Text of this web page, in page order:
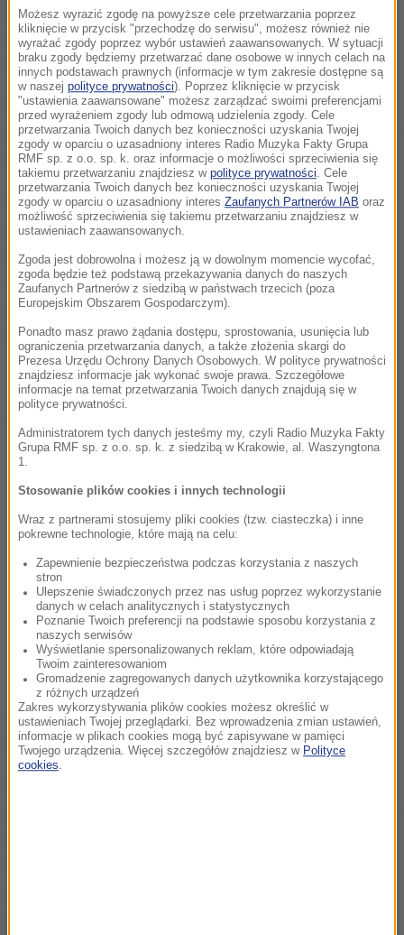
pozapaliwowej za minimum 11 zł. Wykluczone z
rabatu są m.in. wyroby tytoniowe, papierosy
elektroniczne czy napoje alkoholowe.
Spółka podała, że promocja obowiązujedo 4 maja,
natomiast kupony uprawniające do uzyskania rabatu
będą ważnedo 16 maja.
Z kolei MOL Polska ogłosił, że rabaty w tej sieci będą
dostępne do 5 maja. W aplikacji lojalnościowej MOL
Move można aktywować kupony zapewniające
zniżkę30 gr/l na paliwa EVO i EVO Plus oraz 15 gr/l
na LPG.Każdy kupon można wykorzystać
dwukrotnie - za każdym razem przy tankowaniu do
100 litrów.
Obie promocje skierowane sądo użytkowników
aplikacji mobilnych.
Możesz wyrazić zgodę na powyższe cele przetwarzania poprzez
kliknięcie w przycisk "przechodzę do serwisu", możesz również nie
wyrażać zgody poprzez wybór ustawień zaawansowanych. W sytuacji
braku zgody będziemy przetwarzać dane osobowe w innych celach na
innych podstawach prawnych (informacje w tym zakresie dostępne są
w naszej polityce prywatności). Poprzez kliknięcie w przycisk
"ustawienia zaawansowane" możesz zarządzać swoimi preferencjami
przed wyrażeniem zgody lub odmową udzielenia zgody. Cele
przetwarzania Twoich danych bez konieczności uzyskania Twojej
zgody w oparciu o uzasadniony interes Radio Muzyka Fakty Grupa
RMF sp. z o.o. sp. k. oraz informacje o możliwości sprzeciwienia się
takiemu przetwarzaniu znajdziesz w polityce prywatności. Cele
przetwarzania Twoich danych bez konieczności uzyskania Twojej
zgody w oparciu o uzasadniony interes Zaufanych Partnerów IAB oraz
możliwość sprzeciwienia się takiemu przetwarzaniu znajdziesz w
ustawieniach zaawansowanych.
Zgoda jest dobrowolna i możesz ją w dowolnym momencie wycofać,
zgoda będzie też podstawą przekazywania danych do naszych
Zaufanych Partnerów z siedzibą w państwach trzecich (poza
Europejskim Obszarem Gospodarczym).
Ponadto masz prawo żądania dostępu, sprostowania, usunięcia lub
ograniczenia przetwarzania danych, a także złożenia skargi do
Prezesa Urzędu Ochrony Danych Osobowych. W polityce prywatności
znajdziesz informacje jak wykonać swoje prawa. Szczegółowe
informacje na temat przetwarzania Twoich danych znajdują się w
polityce prywatności.
Administratorem tych danych jesteśmy my, czyli Radio Muzyka Fakty
Grupa RMF sp. z o.o. sp. k. z siedzibą w Krakowie, al. Waszyngtona
1.
Stosowanie plików cookies i innych technologii
Wraz z partnerami stosujemy pliki cookies (tzw. ciasteczka) i inne
pokrewne technologie, które mają na celu:
Zapewnienie bezpieczeństwa podczas korzystania z naszych
stron
Ulepszenie świadczonych przez nas usług poprzez wykorzystanie
danych w celach analitycznych i statystycznych
Poznanie Twoich preferencji na podstawie sposobu korzystania z
naszych serwisów
Wyświetlanie spersonalizowanych reklam, które odpowiadają
Twoim zainteresowaniom
Gromadzenie zagregowanych danych użytkownika korzystającego
z różnych urządzeń
Zakres wykorzystywania plików cookies możesz określić w
ustawieniach Twojej przeglądarki. Bez wprowadzenia zmian ustawień,
informacje w plikach cookies mogą być zapisywane w pamięci
Twojego urządzenia. Więcej szczegółów znajdziesz w Polityce
cookies.